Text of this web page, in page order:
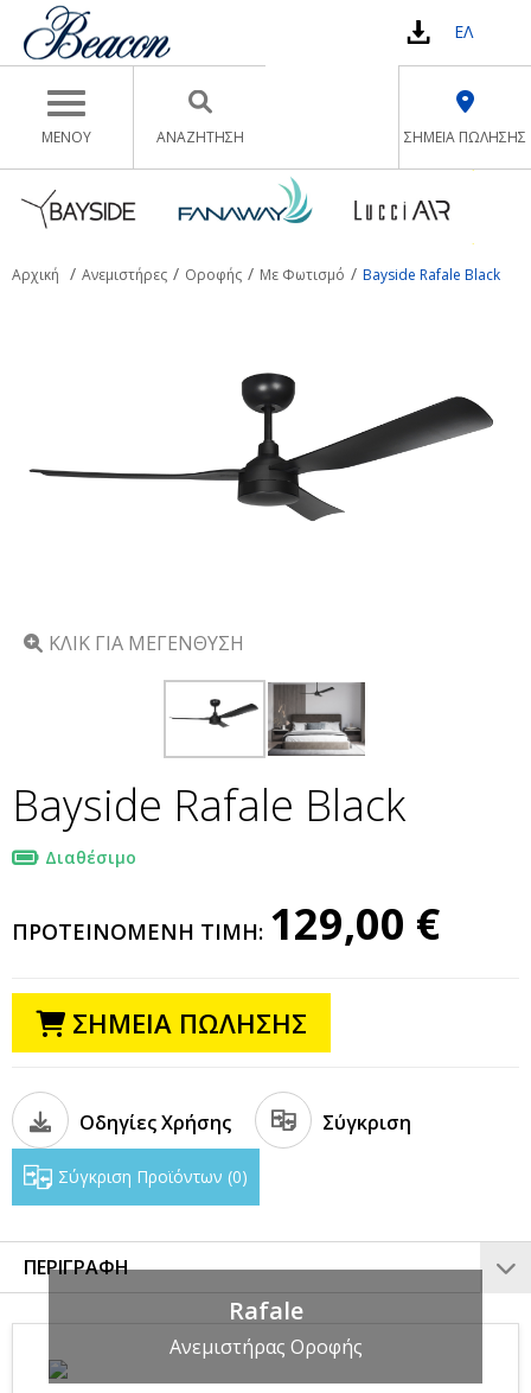
Toggle navigation
ΜΕΝΟΥ
ΕΛ
ΣΗΜΕΙΑ ΠΩΛΗΣΗΣ
ΑΝΑΖΉΤΗΣΗ
Αρχική Ανεμιστήρες Οροφής Με Φωτισμό Bayside Rafale Black
ΚΛΙΚ ΓΙΑ ΜΕΓΕΝΘΥΣΗ
Bayside Rafale Black
Διαθέσιμο
ΠΡΟΤΕΙΝΟΜΕΝΗ ΤΙΜΗ: 129,00 €
ΣΗΜΕΙΑ ΠΩΛΗΣΗΣ
Οδηγίες Χρήσης Σύγκριση
Σύγκριση Προϊόντων 0
ΠΕΡΙΓΡΑΦΗ
Rafale
Ανεμιστήρας Οροφής